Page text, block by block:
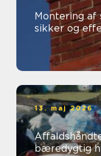
Montering af
sikker og
13. maj 2026
bæredygtig